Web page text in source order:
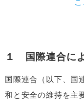
１ 国際連合に
国際連合（以下、国
和と安全の維持を主